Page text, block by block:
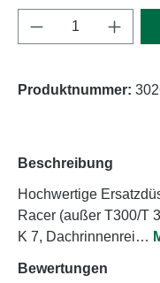
Produkt
Produktnummer:
Beschreibung
Hochwertige
Racer (außer T300/T
K 7, Dachrinnenrei…
Bewertungen